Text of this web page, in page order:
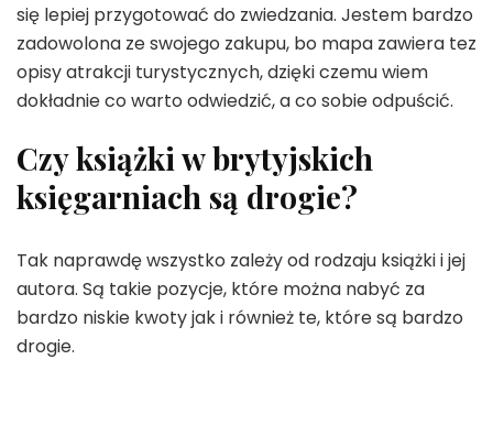
się lepiej przygotować do zwiedzania. Jestem bardzo
zadowolona ze swojego zakupu, bo mapa zawiera tez
opisy atrakcji turystycznych, dzięki czemu wiem
dokładnie co warto odwiedzić, a co sobie odpuścić.
Czy książki w brytyjskich
księgarniach są drogie?
Tak naprawdę wszystko zależy od rodzaju książki i jej
autora. Są takie pozycje, które można nabyć za
bardzo niskie kwoty jak i również te, które są bardzo
drogie.